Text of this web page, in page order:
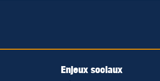
Enjeux sociaux